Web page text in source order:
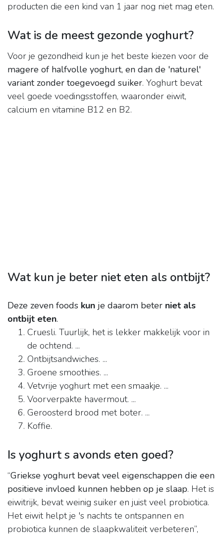
producten die een kind van 1 jaar nog niet mag eten.
Wat is de meest gezonde yoghurt?
Voor je gezondheid kun je het beste kiezen voor de
magere of halfvolle yoghurt, en dan de 'naturel'
variant zonder toegevoegd suiker. Yoghurt bevat
veel goede voedingsstoffen, waaronder eiwit,
calcium en vitamine B12 en B2.
Wat kun je beter niet eten als ontbijt?
Deze zeven foods kun je daarom beter niet als
ontbijt eten.
Cruesli. Tuurlijk, het is lekker makkelijk voor in
de ochtend. ...
Ontbijtsandwiches. ...
Groene smoothies. ...
Vetvrije yoghurt met een smaakje. ...
Voorverpakte havermout. ...
Geroosterd brood met boter. ...
Koffie.
Is yoghurt s avonds eten goed?
“Griekse yoghurt bevat veel eigenschappen die een
positieve invloed kunnen hebben op je slaap. Het is
eiwitrijk, bevat weinig suiker en juist veel probiotica.
Het eiwit helpt je 's nachts te ontspannen en
probiotica kunnen de slaapkwaliteit verbeteren”,